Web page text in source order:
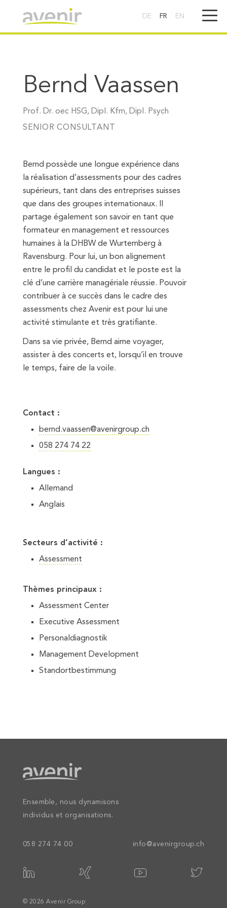
DE FR EN
Bernd Vaassen
Prof. Dr. oec HSG, Dipl. Kfm, Dipl. Psych
SENIOR CONSULTANT
Bernd possède une longue expérience dans
la réalisation d’assessments pour des cadres
supérieurs, tant dans des entreprises suisses
que dans des groupes internationaux. Il
partage également son savoir en tant que
formateur en management et ressources
humaines à la DHBW de Wurtemberg à
Ravensburg. Pour lui, un bon alignement
entre le profil du candidat et le poste est la
clé d’une carrière managériale réussie. Pouvoir
contribuer à ce succès dans le cadre des
assessments chez Avenir est pour lui une
activité stimulante et très gratifiante.
Dans sa vie privée, Bernd aime voyager,
assister à des concerts et, lorsqu’il en trouve
le temps, faire de la voile.
Contact :
bernd.vaassen@avenirgroup.ch
058 274 74 22
Langues :
Allemand
Anglais
Secteurs d’activité :
Assessment
Thèmes principaux :
Assessment Center
Executive Assessment
Personaldiagnostik
Management Development
Standortbestimmung
Ensemble, nous dynamisons
individus et organisations.
058 274 74 00 info@avenirgroup.ch
© 2026 Avenir Group